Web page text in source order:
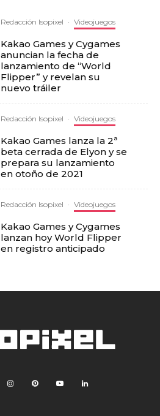
Redacción Isopixel · Videojuegos
Kakao Games y Cygames
anuncian la fecha de
lanzamiento de “World
Flipper” y revelan su
nuevo tráiler
Redacción Isopixel · Videojuegos
Kakao Games lanza la 2ª
beta cerrada de Elyon y se
prepara su lanzamiento
en otoño de 2021
Redacción Isopixel · Videojuegos
Kakao Games y Cygames
lanzan hoy World Flipper
en registro anticipado